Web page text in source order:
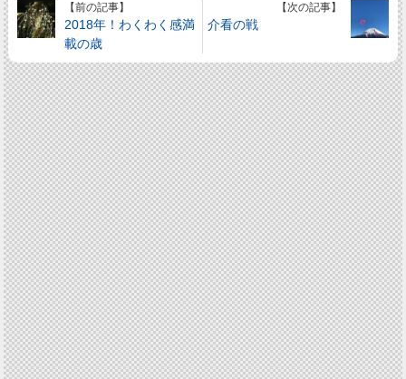
【前の記事】
2018年！わくわく感満
載の歳
【次の記事】
介看の戦